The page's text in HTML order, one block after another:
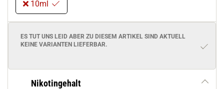
10ml
ES TUT UNS LEID ABER ZU DIESEM ARTIKEL SIND AKTUELL
KEINE VARIANTEN LIEFERBAR.
Nikotingehalt